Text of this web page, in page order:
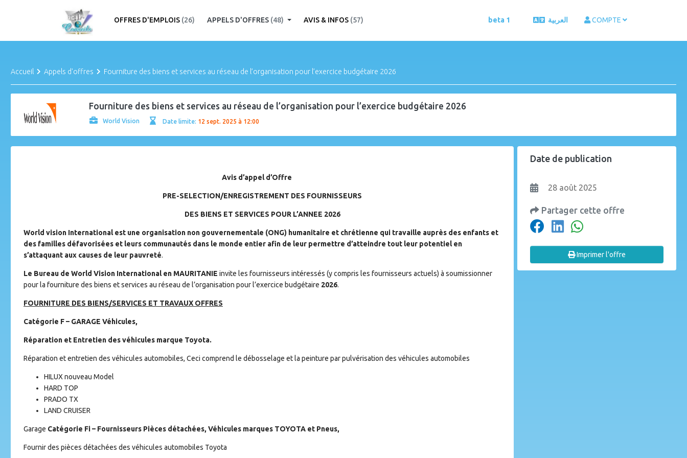
OFFRES D'EMPLOIS (26) APPELS D'OFFRES (48) AVIS & INFOS (57) beta 1 العربية COMPTE
Accueil Appels d'offres Fourniture des biens et services au réseau de l’organisation pour l’exercice budgétaire 2026
Fourniture des biens et services au réseau de l’organisation pour l’exercice budgétaire 2026
World Vision Date limite: 12 sept. 2025 à 12:00
Avis d’appel d’Offre
PRE-SELECTION/ENREGISTREMENT DES FOURNISSEURS
DES BIENS ET SERVICES POUR L’ANNEE 2026
World vision International est une organisation non gouvernementale (ONG) humanitaire et chrétienne qui travaille auprès des enfants et
des familles défavorisées et leurs communautés dans le monde entier afin de leur permettre d’atteindre tout leur potentiel en
s’attaquant aux causes de leur pauvreté.
Le Bureau de World Vision International en MAURITANIE invite les fournisseurs intéressés (y compris les fournisseurs actuels) à soumissionner
pour la fourniture des biens et services au réseau de l’organisation pour l’exercice budgétaire 2026.
FOURNITURE DES BIENS/SERVICES ET TRAVAUX OFFRES
Catégorie F– GARAGE Véhicules,
Réparation et Entretien des véhicules marque Toyota.
Réparation et entretien des véhicules automobiles, Ceci comprend le débosselage et la peinture par pulvérisation des véhicules automobiles
HILUX nouveau Model
HARD TOP
PRADO TX
LAND CRUISER
Garage Catégorie Fi– Fournisseurs Pièces détachées, Véhicules marques TOYOTA et Pneus,
Fournir des pièces détachées des véhicules automobiles Toyota
Date de publication
28 août 2025
Partager cette offre
Imprimer l'offre